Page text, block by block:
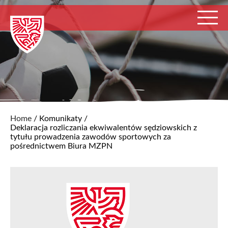
Home / Komunikaty /
Deklaracja rozliczania ekwiwalentów sędziowskich z
tytułu prowadzenia zawodów sportowych za
pośrednictwem Biura MZPN